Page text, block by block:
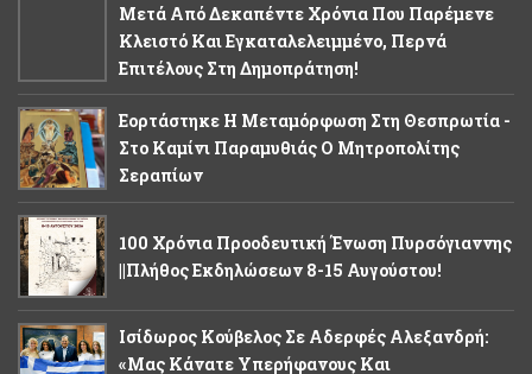
Μετά Από Δεκαπέντε Χρόνια Που Παρέμενε
Κλειστό Και Εγκαταλελειμμένο, Περνά
Επιτέλους Στη Δημοπράτηση!
Εορτάστηκε Η Μεταμόρφωση Στη Θεσπρωτία -
Στο Καμίνι Παραμυθιάς Ο Μητροπολίτης
Σεραπίων
100 Χρόνια Προοδευτική Ένωση Πυρσόγιαννης
||Πλήθος Εκδηλώσεων 8-15 Αυγούστου!
Ισίδωρος Κούβελος Σε Αδερφές Αλεξανδρή:
«Μας Κάνατε Υπερήφανους Και